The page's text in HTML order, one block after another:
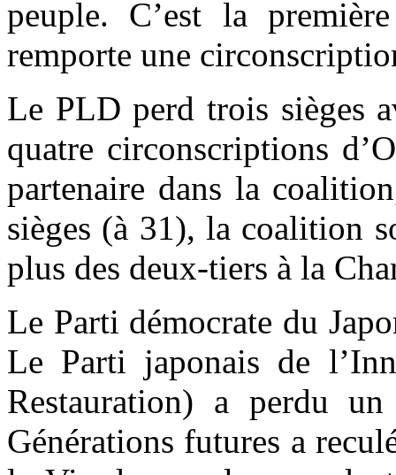
peuple. C’est la
remporte une
Le PLD perd trois sièges
quatre circonscriptions
partenaire dans la
sièges (à 31), la coalition
plus des deux-tiers à la
Le Parti démocrate du
Le Parti japonais de
Restauration) a perdu
Générations futures a